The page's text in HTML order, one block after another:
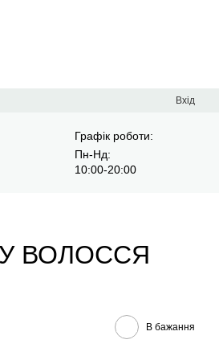
Вхід
Графік роботи:
Пн-Нд:
10:00-20:00
ВОЛОССЯ
В бажання